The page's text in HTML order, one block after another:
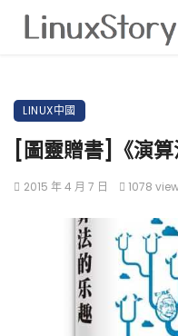
LINUX中國
[圖靈贈書]《演
2015 年 4 月 7 日 1078